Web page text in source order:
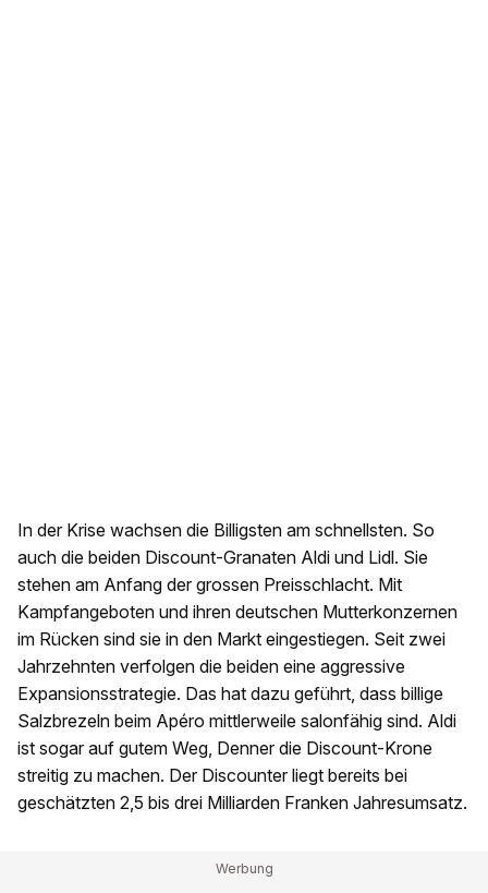
In der Krise wachsen die Billigsten am schnellsten. So
auch die beiden Discount-Granaten Aldi und Lidl. Sie
stehen am Anfang der grossen Preisschlacht. Mit
Kampfangeboten und ihren deutschen Mutterkonzernen
im Rücken sind sie in den Markt eingestiegen. Seit zwei
Jahrzehnten verfolgen die beiden eine aggressive
Expansionsstrategie. Das hat dazu geführt, dass billige
Salzbrezeln beim Apéro mittlerweile salonfähig sind. Aldi
ist sogar auf gutem Weg, Denner die Discount-Krone
streitig zu machen. Der Discounter liegt bereits bei
geschätzten 2,5 bis drei Milliarden Franken Jahresumsatz.